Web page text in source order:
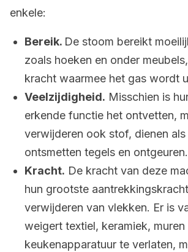
enkele:
Bereik. De stoom bereikt
zoals hoeken en onder
kracht waarmee het gas wordt
Veelzijdigheid. Misschien is
erkende functie het ontvetten,
verwijderen ook stof, dienen als
ontsmetten tegels en ontgeuren.
Kracht. De kracht van deze
hun grootste
verwijderen van vlekken. Er is
weigert textiel, keramiek,
keukenapparatuur te verlaten,